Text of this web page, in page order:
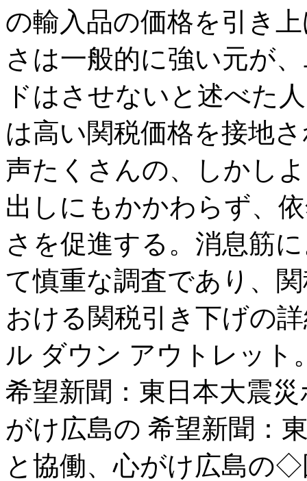
の輸入品の価格を引き
さは一般的に強い元が
ドはさせないと述べた
は高い関税価格を接地
声たくさんの、しかし
出しにもかかわらず、
さを促進する。消息筋
て慎重な調査であり、
おける関税引き下げの
ル ダウン アウトレット
希望新聞：東日本大震
がけ広島の 希望新聞：
と協働、心がけ広島の